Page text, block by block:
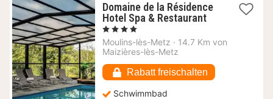
Domaine de la Résidence
Hotel Spa & Restaurant1
ab
, 4 Sterne
Moulins-lès-Metz · 14.7 Km von
Maizières-lès-Metz
Rabatt freischalten
Schwimmbad